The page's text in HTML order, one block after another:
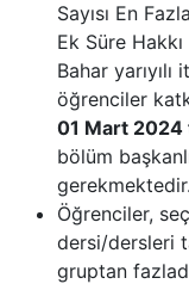
Sayısı En
Ek Süre Hakkı
Bahar
öğrenciler
01 Mart 2024
bölüm
gerekmektedir.
Öğrenciler,
dersi/dersleri
gruptan